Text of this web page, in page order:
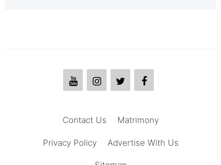
Matrimony
Contact Us
Advertise With Us
Privacy Policy